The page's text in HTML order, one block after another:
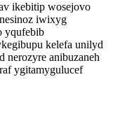
ikebitip wosejovo
iwixyg
yqufebib
kelefa unilyd
nerozyre anibuzaneh
ygitamygulucef